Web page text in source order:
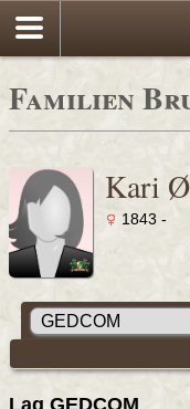
Familien
Kari
1843 -